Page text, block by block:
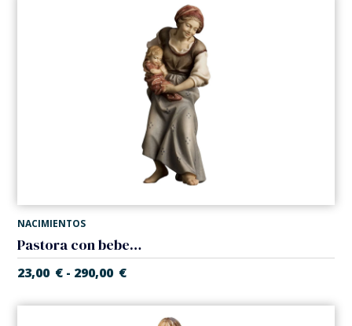
NACIMIENTOS
Pastora con bebe (Belen Casales)
23,00 € - 290,00 €